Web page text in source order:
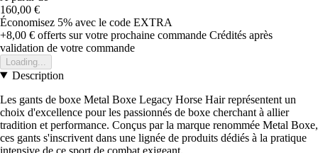
160,00 €
Économisez 5% avec le code EXTRA
+8,00 € offerts sur votre prochaine commande Crédités après
validation de votre commande
Loading...
Description
Les gants de boxe Metal Boxe Legacy Horse Hair représentent un
choix d'excellence pour les passionnés de boxe cherchant à allier
tradition et performance. Conçus par la marque renommée Metal Boxe,
ces gants s'inscrivent dans une lignée de produits dédiés à la pratique
intensive de ce sport de combat exigeant.